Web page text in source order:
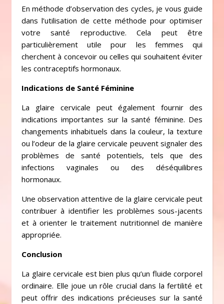
En méthode d’observation des cycles, je vous guide
dans l’utilisation de cette méthode pour optimiser
votre santé reproductive. Cela peut être
particulièrement utile pour les femmes qui
cherchent à concevoir ou celles qui souhaitent éviter
les contraceptifs hormonaux.
Indications de Santé Féminine
La glaire cervicale peut également fournir des
indications importantes sur la santé féminine. Des
changements inhabituels dans la couleur, la texture
ou l’odeur de la glaire cervicale peuvent signaler des
problèmes de santé potentiels, tels que des
infections vaginales ou des déséquilibres
hormonaux.
Une observation attentive de la glaire cervicale peut
contribuer à identifier les problèmes sous-jacents
et à orienter le traitement nutritionnel de manière
appropriée.
Conclusion
La glaire cervicale est bien plus qu’un fluide corporel
ordinaire. Elle joue un rôle crucial dans la fertilité et
peut offrir des indications précieuses sur la santé